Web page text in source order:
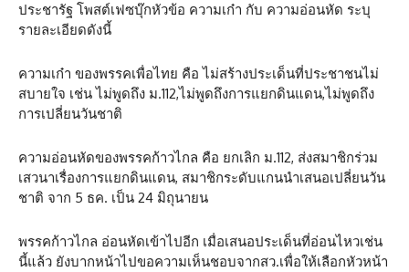
ประชารัฐ โพสต์เฟซบุ๊กหัวข้อ ความเก๋า กับ ความอ่อนหัด ระบุ
รายละเอียดดังนี้
ความเก๋า ของพรรคเพื่อไทย คือ ไม่สร้างประเด็นที่ประชาชนไม่
สบายใจ เช่น ไม่พูดถึง ม.112,ไม่พูดถึงการแยกดินแดน,ไม่พูดถึง
การเปลี่ยนวันชาติ
ความอ่อนหัดของพรรคก้าวไกล คือ ยกเลิก ม.112, ส่งสมาชิกร่วม
เสวนาเรื่องการแยกดินแดน, สมาชิกระดับแกนนำเสนอเปลี่ยนวัน
ชาติ จาก 5 ธค. เป็น 24 มิถุนายน
พรรคก้าวไกล อ่อนหัดเข้าไปอีก เมื่อเสนอประเด็นที่อ่อนไหวเช่น
นี้แล้ว ยังบากหน้าไปขอความเห็นชอบจากสว.เพื่อให้เลือกหัวหน้า